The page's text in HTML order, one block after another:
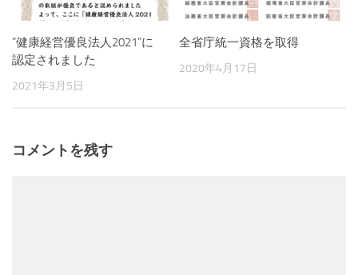
”健康経営優良法人2021”に
認定されました
2021年3月5日
全省庁統一資格を取得
2020年4月17日
コメントを残す